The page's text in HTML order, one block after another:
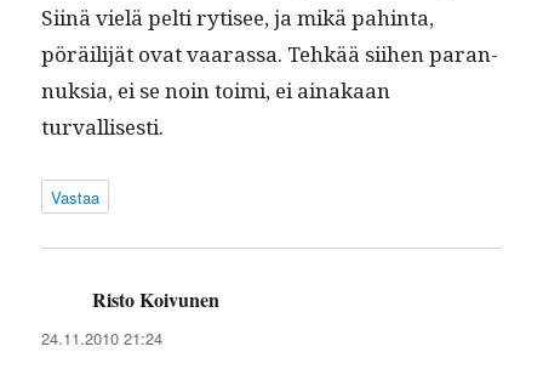
Siinä vielä pelti rytisee, ja mikä pahin­ta,
pöräil­i­jät ovat vaaras­sa. Tehkää siihen paran­
nuk­sia, ei se noin toi­mi, ei ainakaan
turvallisesti.
Vastaa
Risto Koivunen
24.11.2010 21:24